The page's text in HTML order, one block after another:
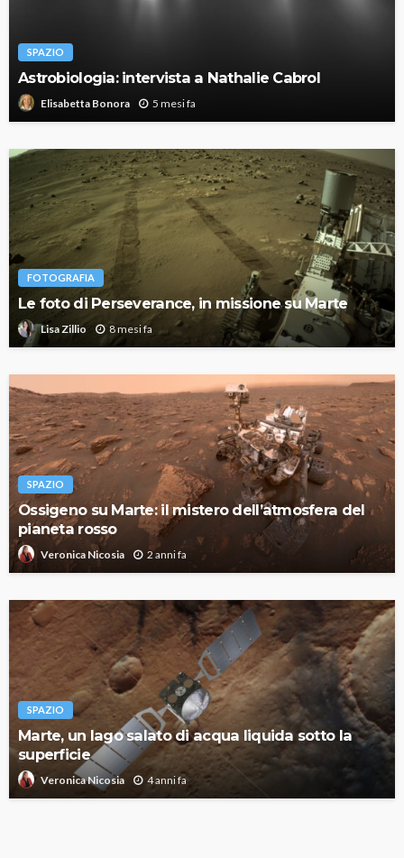
SPAZIO
Astrobiologia: intervista a Nathalie Cabrol
Elisabetta Bonora 5 mesi fa
FOTOGRAFIA
Le foto di Perseverance, in missione su Marte
Lisa Zillio 8 mesi fa
SPAZIO
Ossigeno su Marte: il mistero dell’atmosfera del
pianeta rosso
Veronica Nicosia 2 anni fa
SPAZIO
Marte, un lago salato di acqua liquida sotto la
superficie
Veronica Nicosia 4 anni fa